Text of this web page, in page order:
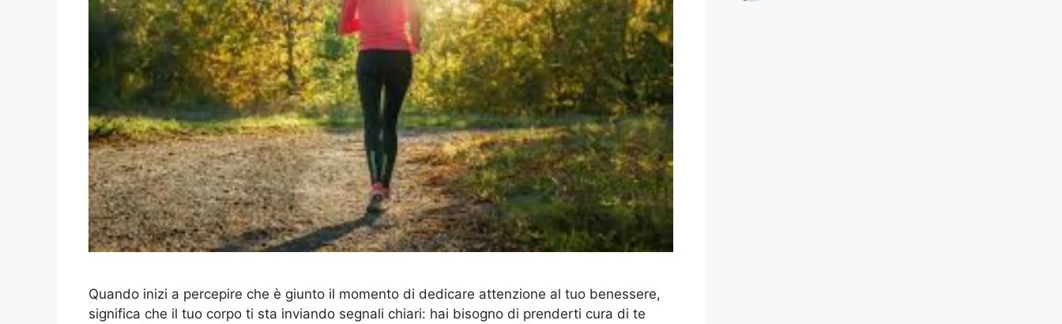
Quando inizi a percepire che è giunto il momento di dedicare attenzione al tuo benessere,
significa che il tuo corpo ti sta inviando segnali chiari: hai bisogno di prenderti cura di te